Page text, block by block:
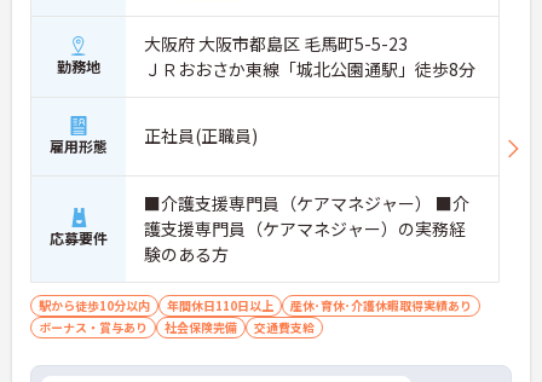
勤務地
大阪府 大阪市都島区 毛馬町5-5-23
ＪＲおおさか東線「城北公園通駅」徒歩8分
雇用形態 正社員(正職員)
応募要件
■介護支援専門員（ケアマネジャー） ■介
護支援専門員（ケアマネジャー）の実務経
験のある方
駅から徒歩10分以内 年間休日110日以上
産休･育休･介護休暇取得実績あり
ボーナス・賞与あり
社会保険完備 交通費支給